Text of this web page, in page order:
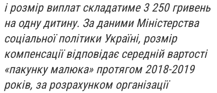
і розмір виплат складатиме 3 250 гривень
на одну дитину. За даними Міністерства
соціальної політики Україні, розмір
компенсації відповідає середній вартості
«пакунку малюка» протягом 2018-2019
років, за розрахунком організації